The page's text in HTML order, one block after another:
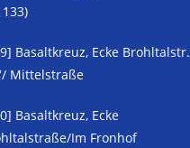
Basaltkreuz, Ecke Brohltalstr.
Mittelstraße
Basaltkreuz, Ecke
Im Fronhof